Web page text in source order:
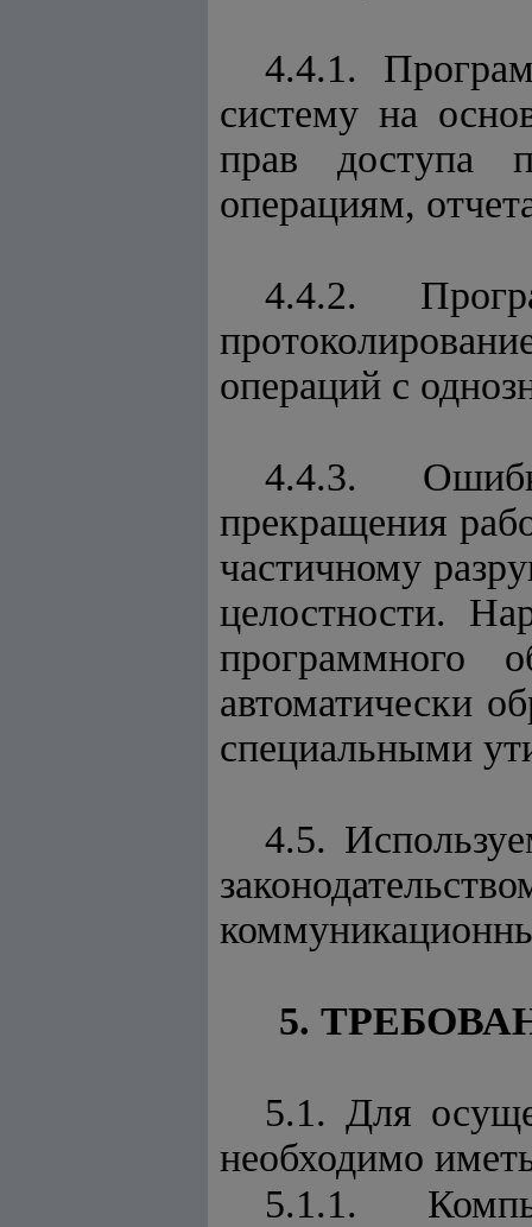
4.4.1.
систему на
прав доступа
операциям,
4.4.2.
операций с
4.4.3.
прекращения
частичному
целостности.
программного
автоматически
специальными
4.5.
5.
5.1. Для
необходимо
5.1.1.